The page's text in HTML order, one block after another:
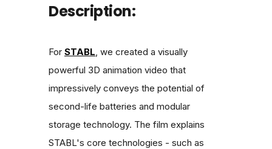
Description:
For STABL, we created a visually
powerful 3D animation video that
impressively conveys the potential of
second-life batteries and modular
storage technology. The film explains
STABL's core technologies - such as